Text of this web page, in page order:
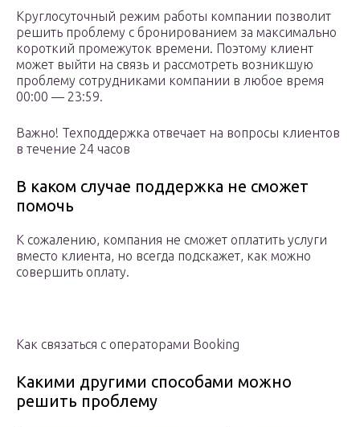
Круглосуточный режим работы компании позволит
решить проблему с бронированием за максимально
короткий промежуток времени. Поэтому клиент
может выйти на связь и рассмотреть возникшую
проблему сотрудниками компании в любое время
00:00 — 23:59.
Важно! Техподдержка отвечает на вопросы клиентов
в течение 24 часов
В каком случае поддержка не сможет
помочь
К сожалению, компания не сможет оплатить услуги
вместо клиента, но всегда подскажет, как можно
совершить оплату.
Как связаться с операторами Booking
Какими другими способами можно
решить проблему